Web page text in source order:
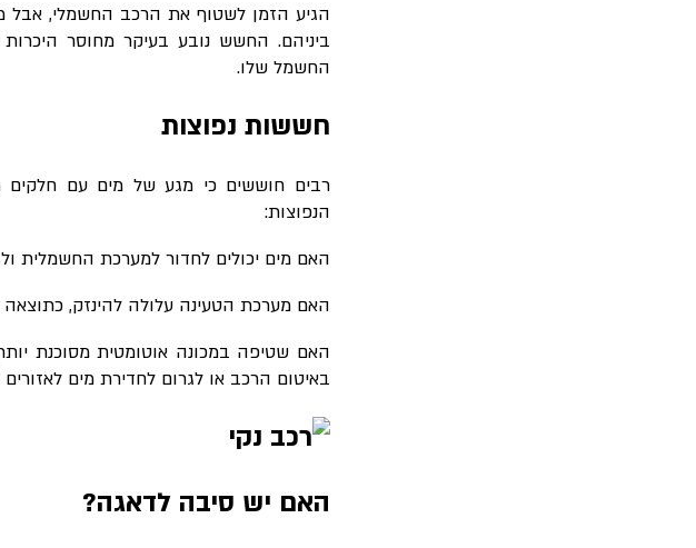
הגיע הזמן לשטוף את הרכב החשמלי, אבל
ביניהם. החשש נובע בעיקר מחוסר
החשמל שלו.
חששות נפוצות
רבים חוששים כי מגע של מים עם
הנפוצות:
האם מים יכולים לחדור למערכת החשמלית
האם מערכת הטעינה עלולה להינזק,
האם שטיפה במכונה אוטומטית מסוכנת
באיטום הרכב או לגרום לחדירת מים לאזורים
האם יש סיבה לדאגה?